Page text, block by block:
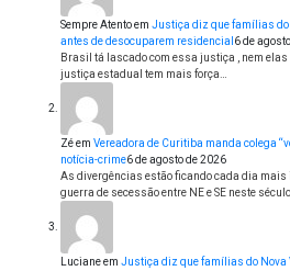
Sempre Atentoem Justiça diz que famílias do
antes de desocuparem residencial 6 de
Brasil tá lascado com essa justiça , nem elas
justiça estadual tem mais força…
Zéem Vereadora de Curitiba manda colega
notícia-crime6 de agosto de 2026
As divergências estão ficando cada dia
guerra de secessão entre NE e SE neste
Lucianeem Justiça diz que famílias do Nova